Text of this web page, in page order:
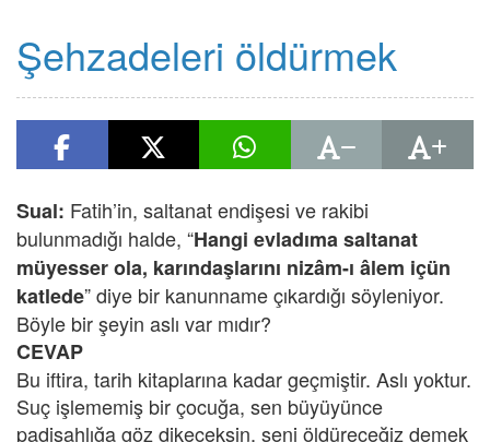
Şehzadeleri öldürmek
Sual: Fatih’in, saltanat endişesi ve rakibi
bulunmadığı halde, “Hangi evladıma saltanat
müyesser ola, karındaşlarını nizâm-ı âlem içün
katlede” diye bir kanunname çıkardığı söyleniyor.
Böyle bir şeyin aslı var mıdır?
CEVAP
Bu iftira, tarih kitaplarına kadar geçmiştir. Aslı yoktur.
Suç işlememiş bir çocuğa, sen büyüyünce
padişahlığa göz dikeceksin, seni öldüreceğiz demek